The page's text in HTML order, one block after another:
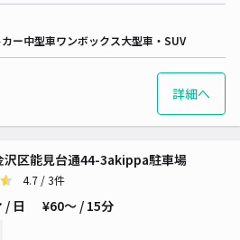
ー中型車ワンボックス大型車・SUV
詳細へ
区能見台通44-3akippa駐車場
4.7 / 3件
/ 日 ¥60〜 / 15分